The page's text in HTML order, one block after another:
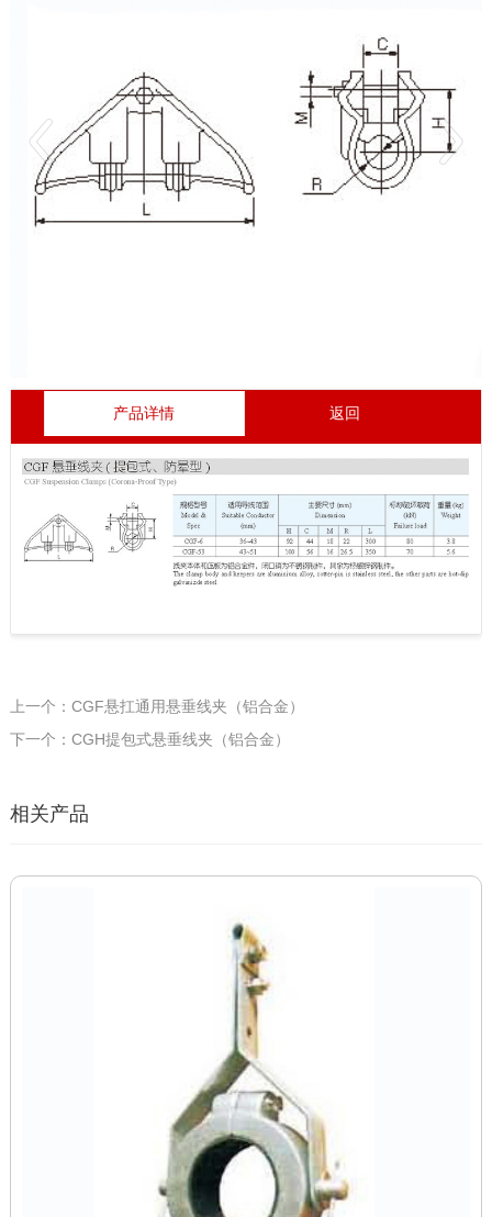
产品详情 返回
上一个：CGF悬扛通用悬垂线夹（铝合金）
下一个：CGH提包式悬垂线夹（铝合金）
相关产品